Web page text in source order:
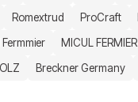
Romextrud ProCraft
MICUL FERMIER
Breckner Germany